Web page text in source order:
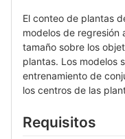
El conteo de plantas
modelos de
tamaño sobre los
plantas. Los modelos
entrenamiento de
los centros de las
Requisitos